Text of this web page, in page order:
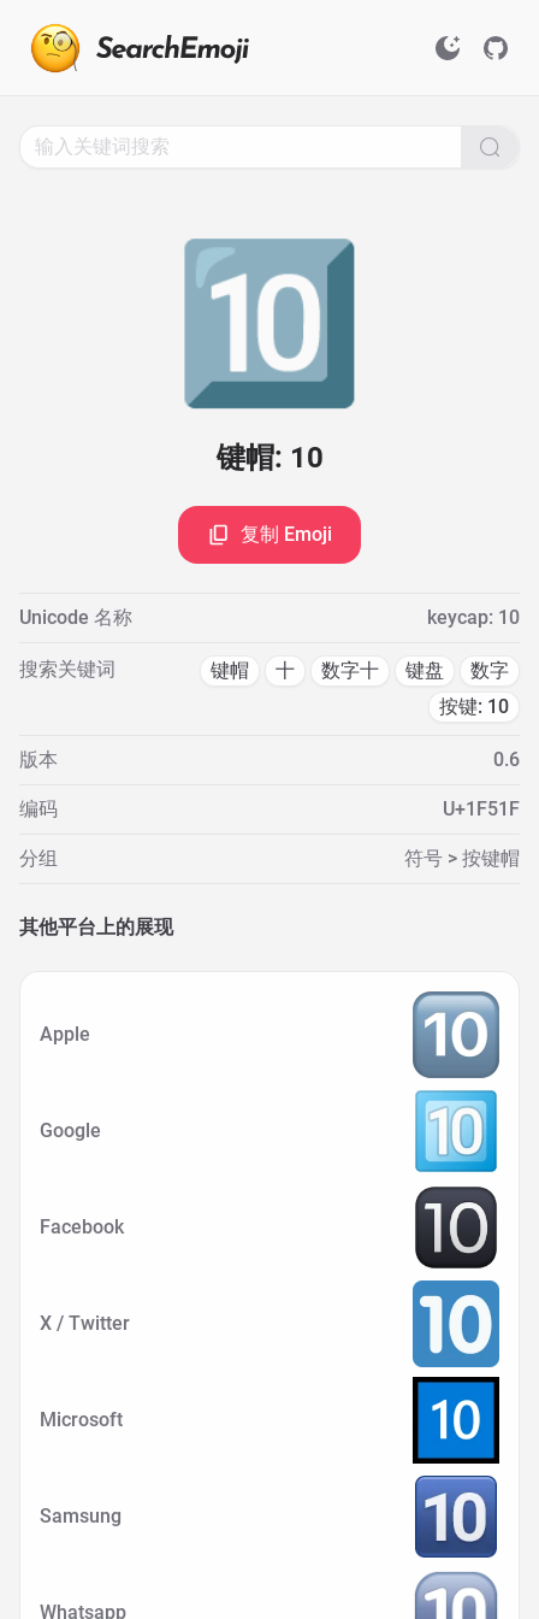
🔟
键帽: 10
复制 Emoji
Unicode 名称 keycap: 10
搜索关键词 键帽 十 数字十 键盘
数字
按键: 10
版本 0.6
编码 U+1F51F
分组 符号 > 按键帽
其他平台上的展现
Apple
Google
Facebook
X / Twitter
Microsoft
Samsung
Whatsapp